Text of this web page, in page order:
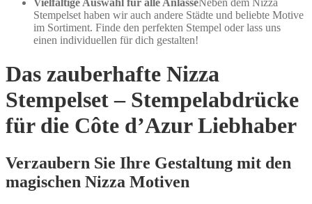
Stempelset haben wir auch andere Städte und beliebte Motive
im Sortiment. Finde den perfekten Stempel oder lass uns
einen individuellen für dich gestalten!
Das zauberhafte Nizza
Stempelset – Stempelabdrücke
für die Côte d’Azur Liebhaber
Verzaubern Sie Ihre Gestaltung mit den
magischen Nizza Motiven